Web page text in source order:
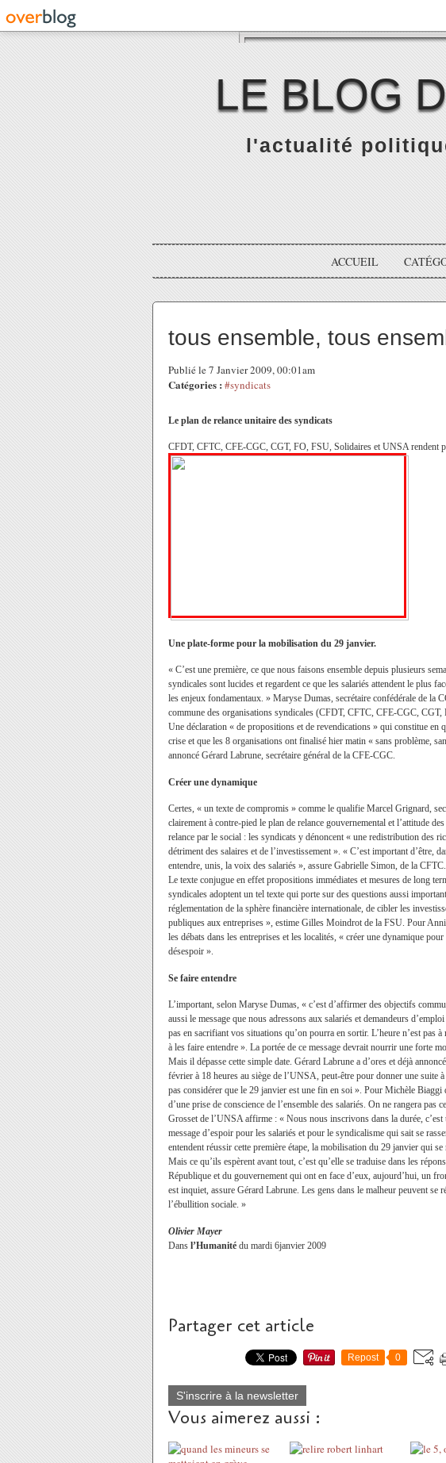
LE BLOG
l'actualité
ACCUEIL
tous ensemble, tous
Publié le 7 Janvier 2009, 00:01am
Catégories : #syndicats
Le plan de relance unitaire des syndicats
CFDT, CFTC, CFE-CGC, CGT, FO, FSU, Solidaires et UNSA rendent
Une plate-forme pour la mobilisation du 29 janvier.
« C’est une première, ce que nous faisons ensemble depuis plusieurs
syndicales sont lucides et regardent ce que les salariés attendent le plus
les enjeux fondamentaux. » Maryse Dumas, secrétaire confédérale de la
commune des organisations syndicales (CFDT, CFTC, CFE-CGC,
Une déclaration « de propositions et de revendications » qui constitue en
crise et que les 8 organisations ont finalisé hier matin « sans problème,
annoncé Gérard Labrune, secrétaire général de la CFE-CGC.
Créer une dynamique
Certes, « un texte de compromis » comme le qualifie Marcel Grignard,
clairement à contre-pied le plan de relance gouvernemental et l’attitude
relance par le social : les syndicats y dénoncent « une redistribution des
détriment des salaires et de l’investissement ». « C’est important d’être,
entendre, unis, la voix des salariés », assure Gabrielle Simon, de la CFTC.
Le texte conjugue en effet propositions immédiates et mesures de long
syndicales adoptent un tel texte qui porte sur des questions aussi
réglementation de la sphère financière internationale, de cibler les
publiques aux entreprises », estime Gilles Moindrot de la FSU. Pour
les débats dans les entreprises et les localités, « créer une dynamique
désespoir ».
Se faire entendre
L’important, selon Maryse Dumas, « c’est d’affirmer des objectifs
aussi le message que nous adressons aux salariés et demandeurs
pas en sacrifiant vos situations qu’on pourra en sortir. L’heure n’est pas
à les faire entendre ». La portée de ce message devrait nourrir une forte
Mais il dépasse cette simple date. Gérard Labrune a d’ores et déjà
février à 18 heures au siège de l’UNSA, peut-être pour donner une suite
pas considérer que le 29 janvier est une fin en soi ». Pour Michèle
d’une prise de conscience de l’ensemble des salariés. On ne rangera pas
Grosset de l’UNSA affirme : « Nous nous inscrivons dans la durée,
message d’espoir pour les salariés et pour le syndicalisme qui sait se
entendent réussir cette première étape, la mobilisation du 29 janvier qui
Mais ce qu’ils espèrent avant tout, c’est qu’elle se traduise dans les
République et du gouvernement qui ont en face d’eux, aujourd’hui, un
est inquiet, assure Gérard Labrune. Les gens dans le malheur peuvent se
l’ébullition sociale. »
Olivier Mayer
Dans l’Humanité du mardi 6janvier 2009
Partager cet article
Repost 0
S'inscrire à la newsletter
Vous aimerez aussi :